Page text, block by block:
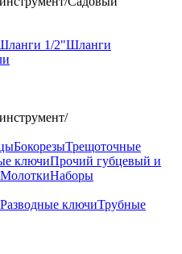
1/2"Шланги
/
БокорезыТрещоточные
ключиПрочий губцевый и
МолоткиНаборы
Разводные ключиТрубные